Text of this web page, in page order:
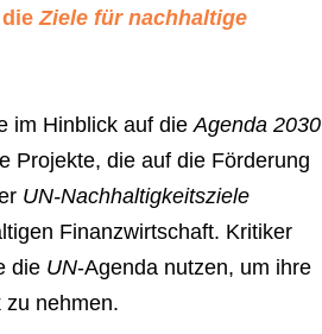
Ziele für nachhaltige
im Hinblick auf die Agenda 2030
Projekte, die auf die Förderung
UN-Nachhaltigkeitsziele
Finanzwirtschaft. Kritiker
die UN-Agenda nutzen, um ihre
nehmen.